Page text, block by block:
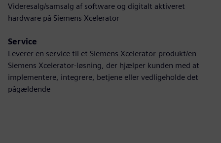
Videresalg/samsalg af software og digitalt aktiveret
hardware på Siemens Xcelerator
Service
Leverer en service til et Siemens Xcelerator-produkt/en
Siemens Xcelerator-løsning, der hjælper kunden med at
implementere, integrere, betjene eller vedligeholde det
pågældende